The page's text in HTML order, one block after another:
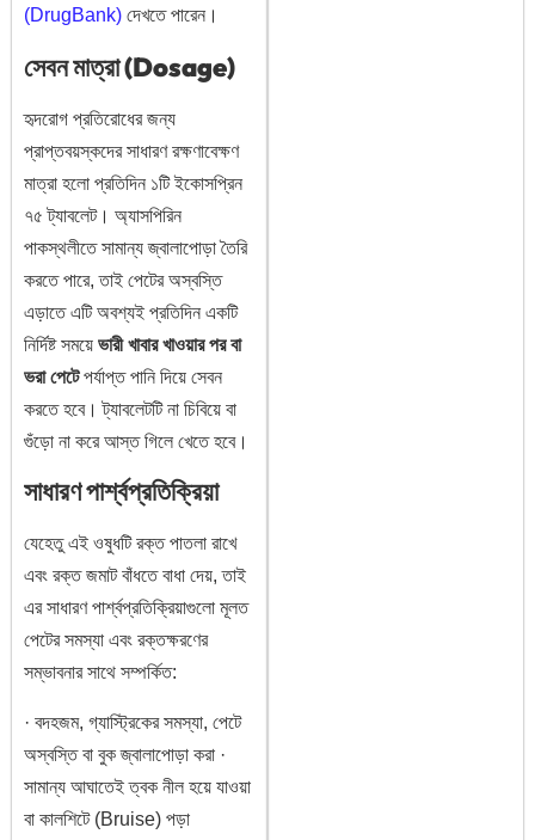
(DrugBank) দেখতে পারেন।
সেবন মাত্রা (Dosage)
হৃদরোগ প্রতিরোধের জন্য
প্রাপ্তবয়স্কদের সাধারণ রক্ষণাবেক্ষণ
মাত্রা হলো প্রতিদিন ১টি ইকোসপ্রিন
৭৫ ট্যাবলেট। অ্যাসপিরিন
পাকস্থলীতে সামান্য জ্বালাপোড়া তৈরি
করতে পারে, তাই পেটের অস্বস্তি
এড়াতে এটি অবশ্যই প্রতিদিন একটি
নির্দিষ্ট সময়ে ভারী খাবার খাওয়ার পর বা
ভরা পেটেপর্যাপ্ত পানি দিয়ে সেবন
করতে হবে। ট্যাবলেটটি না চিবিয়ে বা
গুঁড়ো না করে আস্ত গিলে খেতে হবে।
সাধারণ পার্শ্বপ্রতিক্রিয়া
যেহেতু এই ওষুধটি রক্ত পাতলা রাখে
এবং রক্ত জমাট বাঁধতে বাধা দেয়, তাই
এর সাধারণ পার্শ্বপ্রতিক্রিয়াগুলো মূলত
পেটের সমস্যা এবং রক্তক্ষরণের
সম্ভাবনার সাথে সম্পর্কিত:
· বদহজম, গ্যাস্ট্রিকের সমস্যা, পেটে
অস্বস্তি বা বুক জ্বালাপোড়া করা ·
সামান্য আঘাতেই ত্বক নীল হয়ে যাওয়া
বা কালশিটে (Bruise) পড়া